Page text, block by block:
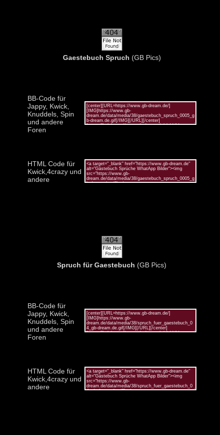
Gaestebuch Spruch (GB Pics)
BB-Code für
Jappy, Kwick,
Knuddels, Spin
und andere
Foren
HTML Code für
Kwick,4crazy und
andere
Spruch für Gaestebuch (GB Pics)
BB-Code für
Jappy, Kwick,
Knuddels, Spin
und andere
Foren
HTML Code für
Kwick,4crazy und
andere